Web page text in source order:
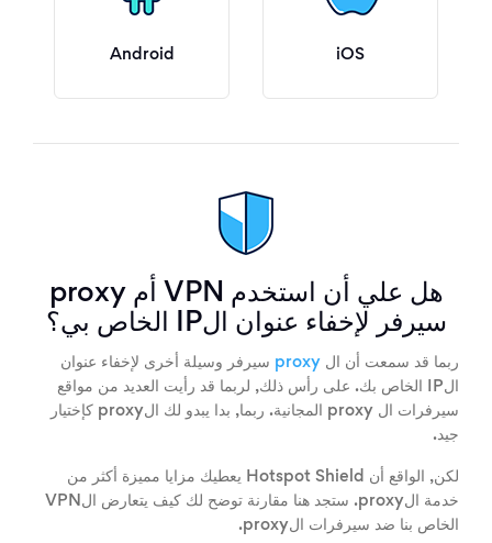
iOS
Android
هل علي أن استخدم VPN أم proxy
سيرفر لإخفاء عنوان الIP الخاص بي؟
ربما قد سمعت أن ال proxy سيرفر وسيلة أخرى لإخفاء عنوان
الIP الخاص بك. على رأس ذلك, لربما قد رأيت العديد من مواقع
سيرفرات ال proxy المجانية. ربما, بدا يبدو لك الproxy كإختيار
جيد.
لكن, الواقع أن Hotspot Shield يعطيك مزايا مميزة أكثر من
خدمة الproxy. ستجد هنا مقارنة توضح لك كيف يتعارض الVPN
الخاص بنا ضد سيرفرات الproxy.